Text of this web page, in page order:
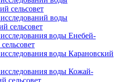
сельсовет
воды
сельсовет
воды Енебей-
воды Карановский
воды Кожай-
сельсовет